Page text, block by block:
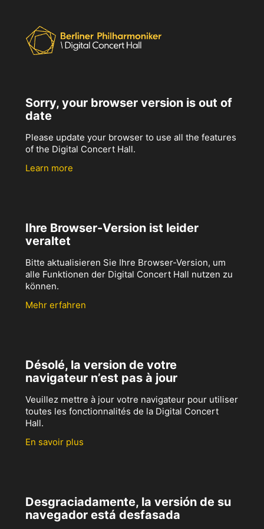
Sorry, your browser version is out of
date
Please update your browser to use all the features
of the Digital Concert Hall.
Learn more
Ihre Browser-Version ist leider
veraltet
Bitte aktualisieren Sie Ihre Browser-Version, um
alle Funktionen der Digital Concert Hall nutzen zu
können.
Mehr erfahren
Désolé, la version de votre
navigateur n’est pas à jour
Veuillez mettre à jour votre navigateur pour utiliser
toutes les fonctionnalités de la Digital Concert
Hall.
En savoir plus
Desgraciadamente, la versión de su
navegador está desfasada